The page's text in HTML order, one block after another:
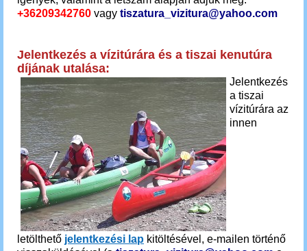
+36209342760 vagy tiszatura_vizitura@yahoo.com
Jelentkezés a vízitúrára és a tiszai kenutúra
díjának utalása:
Jelentkezés
a tiszai
vízitúrára az
innen
letölthető jelentkezési lap kitöltésével, e-mailen történő